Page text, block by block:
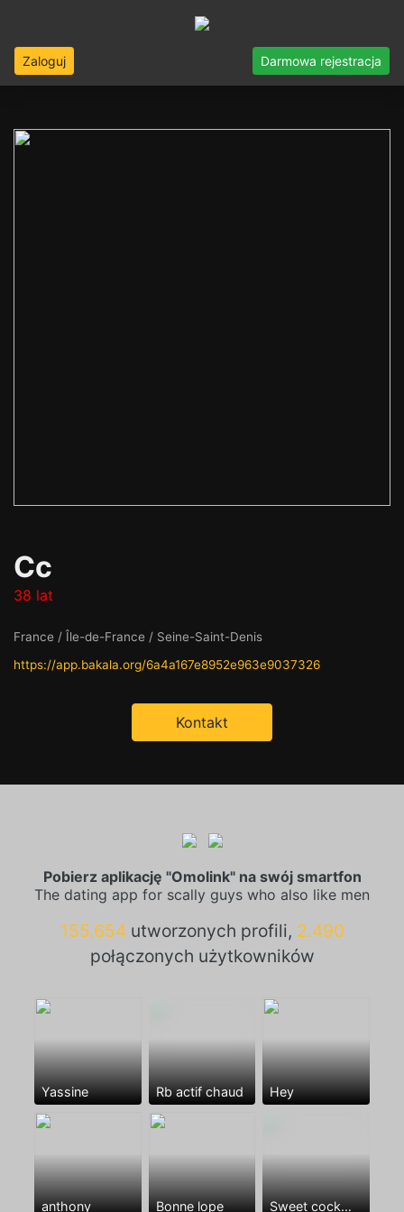
Zaloguj Darmowa rejestracja
Cc
38 lat
France / Île-de-France / Seine-Saint-Denis
https://app.bakala.org/6a4a167e8952e963e9037326
Kontakt
Pobierz aplikację "Omolink" na swój smartfon
The dating app for scally guys who also like men
155.654utworzonych profili, 2.490
połączonych użytkowników
Yassine Rb actif chaud Hey
anthony Bonne lope Sweet cock😘🍆🍆🍆❤️